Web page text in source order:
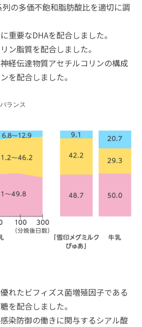
の多価不飽和脂肪酸比を適切に調
重要なDHAを配合しました。
ン脂質を配合しました。
経伝達物質アセチルコリンの構成
を配合しました。
ランス
れたビフィズス菌増殖因子である
を配合しました。
染防御の働きに関与するシアル酸